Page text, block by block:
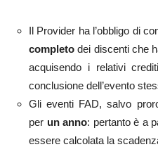
Il Provider ha l’obbligo di
completo dei discenti che
acquisendo i relativi
conclusione dell’evento
Gli eventi FAD, salvo
per un anno: pertanto è a
essere calcolata la